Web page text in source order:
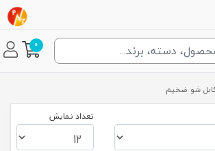
0
شو ضخیم
تعداد نمایش